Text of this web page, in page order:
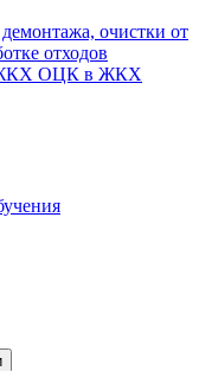
очистки от
отходов
ЖКХ ОЦК в ЖКХ